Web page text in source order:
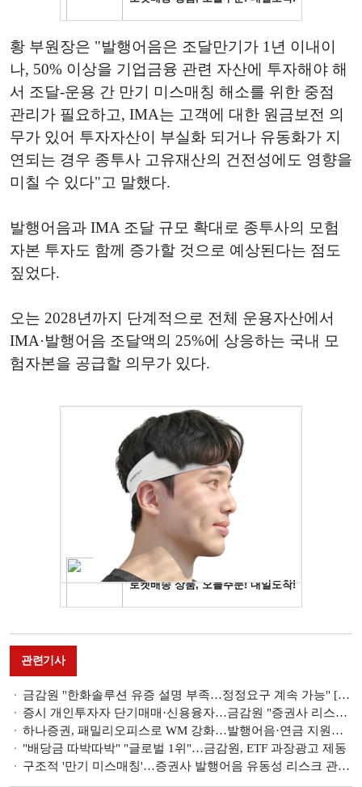
황 부원장은 "발행어음은 조달만기가 1년 이내이
나, 50% 이상을 기업금융 관련 자산에 투자해야 해
서 조달-운용 간 만기 미스매칭 해소를 위한 중점
관리가 필요하고, IMA는 고객에 대한 원금보전 의
무가 있어 투자자산이 부실화 되거나 유동화가 지
연되는 경우 종투사 고유재산의 건전성에도 영향을
미칠 수 있다"고 말했다.
발행어음과 IMA 조달 규모 확대로 종투사의 모험
자본 투자도 함께 증가할 것으로 예상된다는 점도
짚었다.
오는 2028년까지 단계적으로 전체 운용자산에서
IMA·발행어음 조달액의 25%에 상응하는 국내 모
험자본을 공급할 의무가 있다.
관련기사
금감원 "한화솔루션 유증 설명 부족…정정요구 계속 가능" [월례 브리핑]
증시 개인투자자 단기매매·신용융자…금감원 "증권사 리스크 관리 현황 점검" [월례 브리핑]
하나증권, 패밀리오피스로 WM 강화…발행어음·연금 지원군 [증권사, 새 금맥 리테일 캔다 (7)]
"배당금 따박따박" "글로벌 1위"…금감원, ETF 과장광고 제동
구조적 '만기 미스매칭'…증권사 발행어음 유동성 리스크 관리 핵심 [발행어음 2.0 비교 분석 (3)]